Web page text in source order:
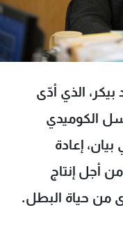
بيكر، الذي أدّى
الكوميدي
إعادة
أجل إنتاج
من حياة البطل.